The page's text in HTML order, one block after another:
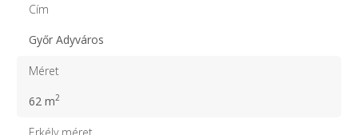
Cím
Győr Adyváros
Méret
62 m2
Erkély méret